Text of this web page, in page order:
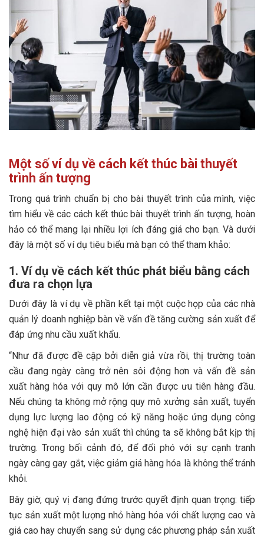
Một số ví dụ về cách kết thúc bài thuyết
trình ấn tượng
Trong quá trình chuẩn bị cho bài thuyết trình của mình, việc
tìm hiểu về các cách kết thúc bài thuyết trình ấn tượng, hoàn
hảo có thể mang lại nhiều lợi ích đáng giá cho bạn. Và dưới
đây là một số ví dụ tiêu biểu mà bạn có thể tham khảo:
1. Ví dụ về cách kết thúc phát biểu bằng cách
đưa ra chọn lựa
Dưới đây là ví dụ về phần kết tại một cuộc họp của các nhà
quản lý doanh nghiệp bàn về vấn đề tăng cường sản xuất để
đáp ứng nhu cầu xuất khẩu.
“Như đã được đề cập bởi diễn giả vừa rồi, thị trường toàn
cầu đang ngày càng trở nên sôi động hơn và vấn đề sản
xuất hàng hóa với quy mô lớn cần được ưu tiên hàng đầu.
Nếu chúng ta không mở rộng quy mô xưởng sản xuất, tuyển
dụng lực lượng lao động có kỹ năng hoặc ứng dụng công
nghệ hiện đại vào sản xuất thì chúng ta sẽ không bắt kịp thị
trường. Trong bối cảnh đó, để đối phó với sự cạnh tranh
ngày càng gay gắt, việc giảm giá hàng hóa là không thể tránh
khỏi.
Bây giờ, quý vị đang đứng trước quyết định quan trọng: tiếp
tục sản xuất một lượng nhỏ hàng hóa với chất lượng cao và
giá cao hay chuyển sang sử dụng các phương pháp sản xuất